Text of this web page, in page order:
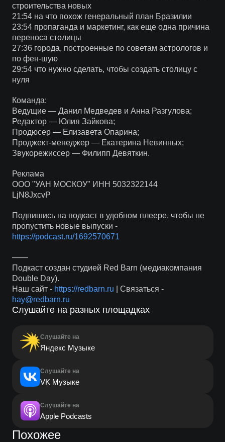
строительства новых
21:54 на что похож генеральный план Бразилии
23:54 пропаганда и маркетинг, как еще одна причина
переноса столицы
27:36 города, построенные по советам астрологов и
по фен-шую
29:54 что нужно сделать, чтобы создать столицу с
нуля
Команда:
Ведущие — Данил Медведев и Анна Разгулова;
Редактор — Юлия Зайкова;
Продюсер — Елизавета Опарина;
Проджект-менеджер — Екатерина Невинных;
Звукорежиссер — Филипп Девяткин.
Реклама
ООО "УАН МОСКОУ" ИНН 5032322144
LjN8JxcvP
Подпишись на подкаст в удобном плеере, чтобы не
пропустить новые выпуски -
https://podcast.ru/1692570671
——
Подкаст создан студией Red Barn (медиакомпания
Double Day).
Наш сайт - https://redbarn.ru | Связаться -
hay@redbarn.ru
Слушайте на разных площадках
Слушайте на
Яндекс Музыке
Слушайте на
VK Музыке
Слушайте на
Apple Podcasts
Похожее